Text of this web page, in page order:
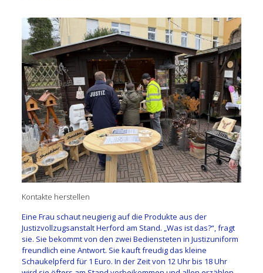
Kontakte herstellen
Eine Frau schaut neugierig auf die Produkte aus der
Justizvollzugsanstalt Herford am Stand. „Was ist das?“, fragt
sie. Sie bekommt von den zwei Bediensteten in Justizuniform
freundlich eine Antwort. Sie kauft freudig das kleine
Schaukelpferd für 1 Euro. In der Zeit von 12 Uhr bis 18 Uhr